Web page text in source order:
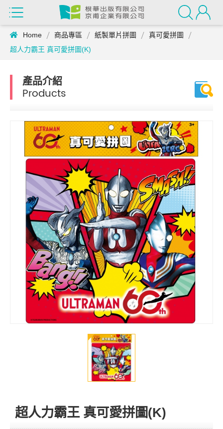
Home 商品專區 紙製單片拼圖
真可愛拼圖
超人力霸王 真可愛拼圖(K)
產品介紹
Products
超人力霸王 真可愛拼圖(K)